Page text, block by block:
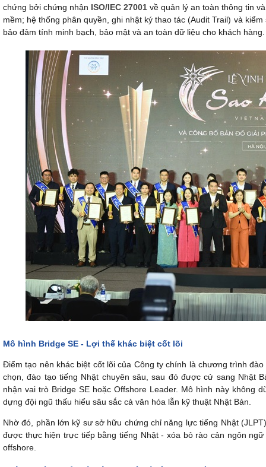
chứng bởi chứng nhận ISO/IEC 27001 về quản lý an toàn thông tin
mềm; hệ thống phân quyền, ghi nhật ký thao tác (Audit Trail) và
bảo đảm tính minh bạch, bảo mật và an toàn dữ liệu cho khách hàng.
Mô hình Bridge SE - Lợi thế khác biệt cốt lõi
Điểm tạo nên khác biệt cốt lõi của Công ty chính là chương trình
chọn, đào tạo tiếng Nhật chuyên sâu, sau đó được cử sang Nhật
nhận vai trò Bridge SE hoặc Offshore Leader. Mô hình này không
dựng đội ngũ thấu hiểu sâu sắc cả văn hóa lẫn kỹ thuật Nhật Bản.
Nhờ đó, phần lớn kỹ sư sở hữu chứng chỉ năng lực tiếng Nhật
được thực hiện trực tiếp bằng tiếng Nhật - xóa bỏ rào cản ngôn
offshore.